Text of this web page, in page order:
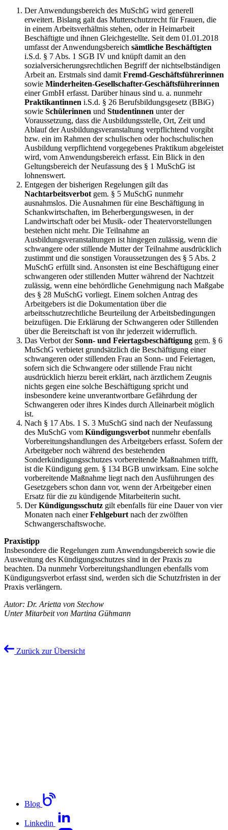
Der Anwendungsbereich des MuSchG wird generell
erweitert. Bislang galt das Mutterschutzrecht für Frauen, die
in einem Arbeitsverhältnis stehen, oder in Heimarbeit
Beschäftigte und ihnen Gleichgestellte. Seit dem 01.01.2018
umfasst der Anwendungsbereich sämtliche Beschäftigten
i.S.d. § 7 Abs. 1 SGB IV und knüpft damit an den
sozialversicherungsrechtlichen Begriff der nichtselbständigen
Arbeit an. Erstmals sind damit Fremd-Geschäftsführerinnen
sowie Minderheiten-Gesellschafter-Geschäftsführerinnen
einer GmbH erfasst. Darüber hinaus sind u. a. nunmehr
Praktikantinnen i.S.d. § 26 Berufsbildungsgesetz (BBiG)
sowie Schülerinnen und Studentinnen unter der
Voraussetzung, dass die Ausbildungsstelle, Ort, Zeit und
Ablauf der Ausbildungsveranstaltung verpflichtend vorgibt
bzw. ein im Rahmen der schulischen oder hochschulischen
Ausbildung verpflichtend vorgegebenes Praktikum abgeleistet
wird, vom Anwendungsbereich erfasst. Ein Blick in den
Geltungsbereich der Neufassung des § 1 MuSchG ist
lohnenswert.
Entgegen der bisherigen Regelungen gilt das
Nachtarbeitsverbot gem. § 5 MuSchG nunmehr
ausnahmslos. Die Ausnahmen für eine Beschäftigung in
Schankwirtschaften, im Beherbergungswesen, in der
Landwirtschaft oder bei Musik- oder Theatervorstellungen
bestehen nicht mehr. Die Teilnahme an
Ausbildungsveranstaltungen ist hingegen zulässig, wenn die
schwangere oder stillende Mutter der Teilnahme ausdrücklich
zustimmt und die sonstigen Voraussetzungen des § 5 Abs. 2
MuSchG erfüllt sind. Ansonsten ist eine Beschäftigung einer
schwangeren oder stillenden Mutter während der Nachtzeit
zulässig, wenn eine behördliche Genehmigung nach Maßgabe
des § 28 MuSchG vorliegt. Einem solchen Antrag des
Arbeitgebers ist die Dokumentation über die
arbeitsschutzrechtliche Beurteilung der Arbeitsbedingungen
beizufügen. Die Erklärung der Schwangeren oder Stillenden
über die Bereitschaft ist von ihr jederzeit widerruflich.
Das Verbot derSonn- und Feiertagsbeschäftigung gem. § 6
MuSchG verbietet grundsätzlich die Beschäftigung einer
schwangeren oder stillenden Frau an Sonn- und Feiertagen,
sofern sich die Schwangere oder stillende Frau nicht
ausdrücklich hierzu bereit erklärt, nach ärztlichem Zeugnis
nichts gegen eine solche Beschäftigung spricht und
insbesondere keine unverantwortbare Gefährdung der
Schwangeren oder ihres Kindes durch Alleinarbeit möglich
ist.
Nach § 17 Abs. 1 S. 3 MuSchG sind nach der Neufassung
des MuSchG vom Kündigungsverbot nunmehr ebenfalls
Vorbereitungshandlungen des Arbeitgebers erfasst. Sofern der
Arbeitgeber noch während des bestehenden
Sonderkündigungsschutzes vorbereitende Maßnahmen trifft,
ist die Kündigung gem. § 134 BGB unwirksam. Eine solche
vorbereitende Maßnahme liegt nach den Ausführungen des
Gesetzgebers schon dann vor, wenn der Arbeitgeber einen
Ersatz für die zu kündigende Mitarbeiterin sucht.
DerKündigungsschutz gilt ebenfalls für eine Dauer von vier
Monaten nach einerFehlgeburt nach der zwölften
Schwangerschaftswoche.
Praxistipp
Insbesondere die Regelungen zum Anwendungsbereich sowie die
Ausweitung des Kündigungsschutzes sind in der Praxis zu
beachten. Da nunmehr Vorbereitungshandlungen ebenfalls vom
Kündigungsverbot erfasst sind, werden sich die Schutzfristen in der
Praxis verlängern.
Autor: Dr. Arietta von Stechow
Unter Mitarbeit von Martina Gühmann
Zurück zur Übersicht
Blog
Linkedin